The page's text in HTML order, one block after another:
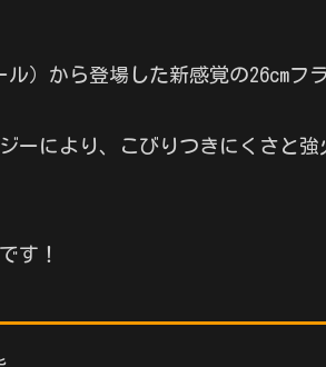
）から登場した新感覚の26cmフ
ーにより、こびりつきにくさと強
す！